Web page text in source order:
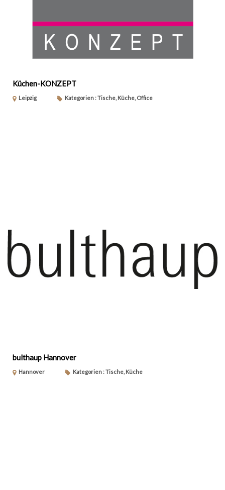
Küchen-KONZEPT
Leipzig Kategorien : Tische, Küche, Office
bulthaup Hannover
Hannover Kategorien : Tische, Küche